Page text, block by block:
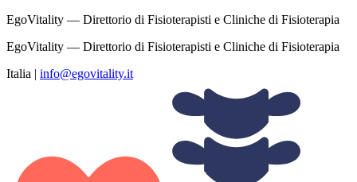
EgoVitality — Direttorio di Fisioterapisti e Cliniche di Fisioterapia
EgoVitality — Direttorio di Fisioterapisti e Cliniche di Fisioterapia
Italia | info@egovitality.it